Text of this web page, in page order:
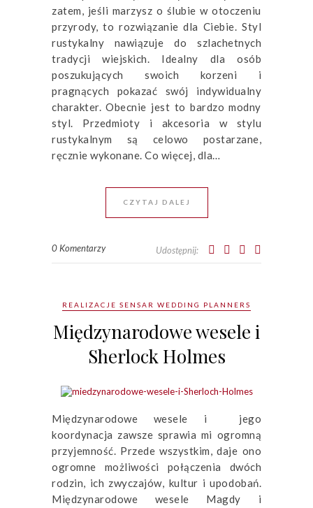
zatem, jeśli marzysz o ślubie w otoczeniu
przyrody, to rozwiązanie dla Ciebie. Styl
rustykalny nawiązuje do szlachetnych
tradycji wiejskich. Idealny dla osób
poszukujących swoich korzeni i
pragnących pokazać swój indywidualny
charakter. Obecnie jest to bardzo modny
styl. Przedmioty i akcesoria w stylu
rustykalnym są celowo postarzane,
ręcznie wykonane. Co więcej, dla…
CZYTAJ DALEJ
0 Komentarzy Udostępnij:
REALIZACJE SENSAR WEDDING PLANNERS
Międzynarodowe wesele i
Sherlock Holmes
Międzynarodowe wesele i jego
koordynacja zawsze sprawia mi ogromną
przyjemność. Przede wszystkim, daje ono
ogromne możliwości połączenia dwóch
rodzin, ich zwyczajów, kultur i upodobań.
Międzynarodowe wesele Magdy i